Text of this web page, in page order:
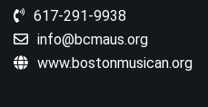
617-291-9938
info@bcmaus.org
www.bostonmusican.org